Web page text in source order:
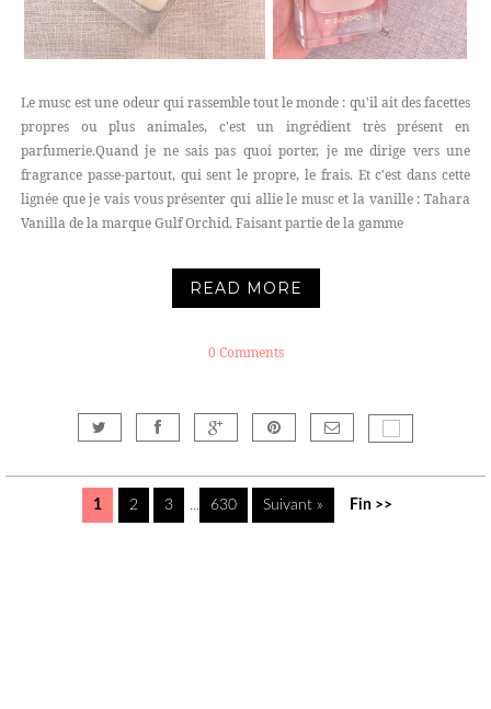
Le musc est une odeur qui rassemble tout le monde : qu'il ait des facettes
propres ou plus animales, c'est un ingrédient très présent en
parfumerie.Quand je ne sais pas quoi porter, je me dirige vers une
fragrance passe-partout, qui sent le propre, le frais. Et c'est dans cette
lignée que je vais vous présenter qui allie le musc et la vanille : Tahara
Vanilla de la marque Gulf Orchid. Faisant partie de la gamme
READ MORE
0 Comments
1 2 3 ... 630 Suivant » Fin >>